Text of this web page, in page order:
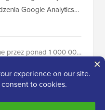
Google Analytics…
Używane przez ponad 1 000 000 użytkowników